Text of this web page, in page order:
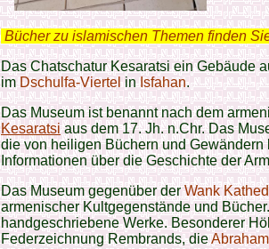
Bücher zu islamischen Themen finden
Das Chatschatur Kesaratsi ein Gebäude
imDschulfa-ViertelinIsfahan.
Das Museum ist benannt nach dem
Kesaratsiaus dem 17. Jh. n.Chr. Das
die von heiligen Büchern und
Informationen über die Geschichte der
Das Museum gegenüber derWank
armenischer Kultgegenstände und
handgeschriebene Werke. Besonderer
Federzeichnung Rembrands, die